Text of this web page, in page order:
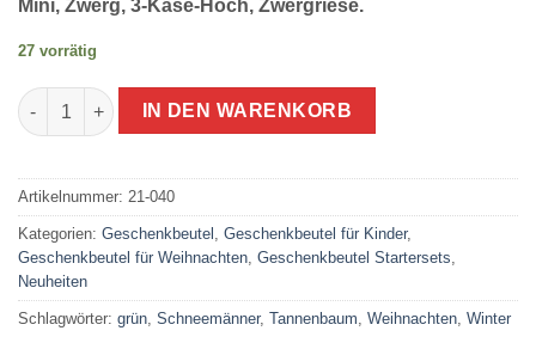
Mini, Zwerg, 3-Käse-Hoch, Zwergriese.
27 vorrätig
nachhaltige Geschenkverpackungen für Weihnachten Menge
IN DEN WARENKORB
Artikelnummer: 21-040
Kategorien: Geschenkbeutel Geschenkbeutel für Kinder,
Geschenkbeutel für Weihnachten Geschenkbeutel Startersets
Neuheiten
Schlagwörter: grün Schneemänner, Tannenbaum Weihnachten Winter